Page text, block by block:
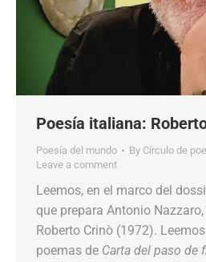
Poesía italiana:
Poesía del mundo By Círculo de
Leave a comment
Leemos, en el marco del
que prepara Antonio
Roberto Crinò (1972).
poemas de Carta del paso de